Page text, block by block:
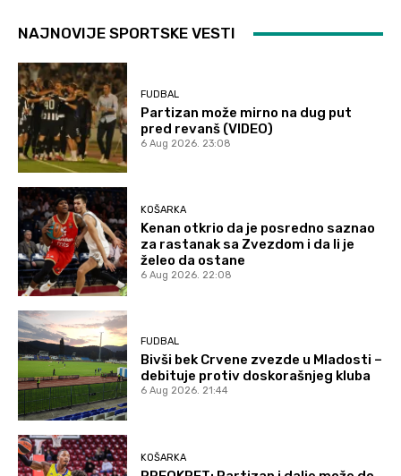
NAJNOVIJE SPORTSKE VESTI
FUDBAL
Partizan može mirno na dug put
pred revanš (VIDEO)
6 Aug 2026. 23:08
KOŠARKA
Kenan otkrio da je posredno saznao
za rastanak sa Zvezdom i da li je
želeo da ostane
6 Aug 2026. 22:08
FUDBAL
Bivši bek Crvene zvezde u Mladosti –
debituje protiv doskorašnjeg kluba
6 Aug 2026. 21:44
KOŠARKA